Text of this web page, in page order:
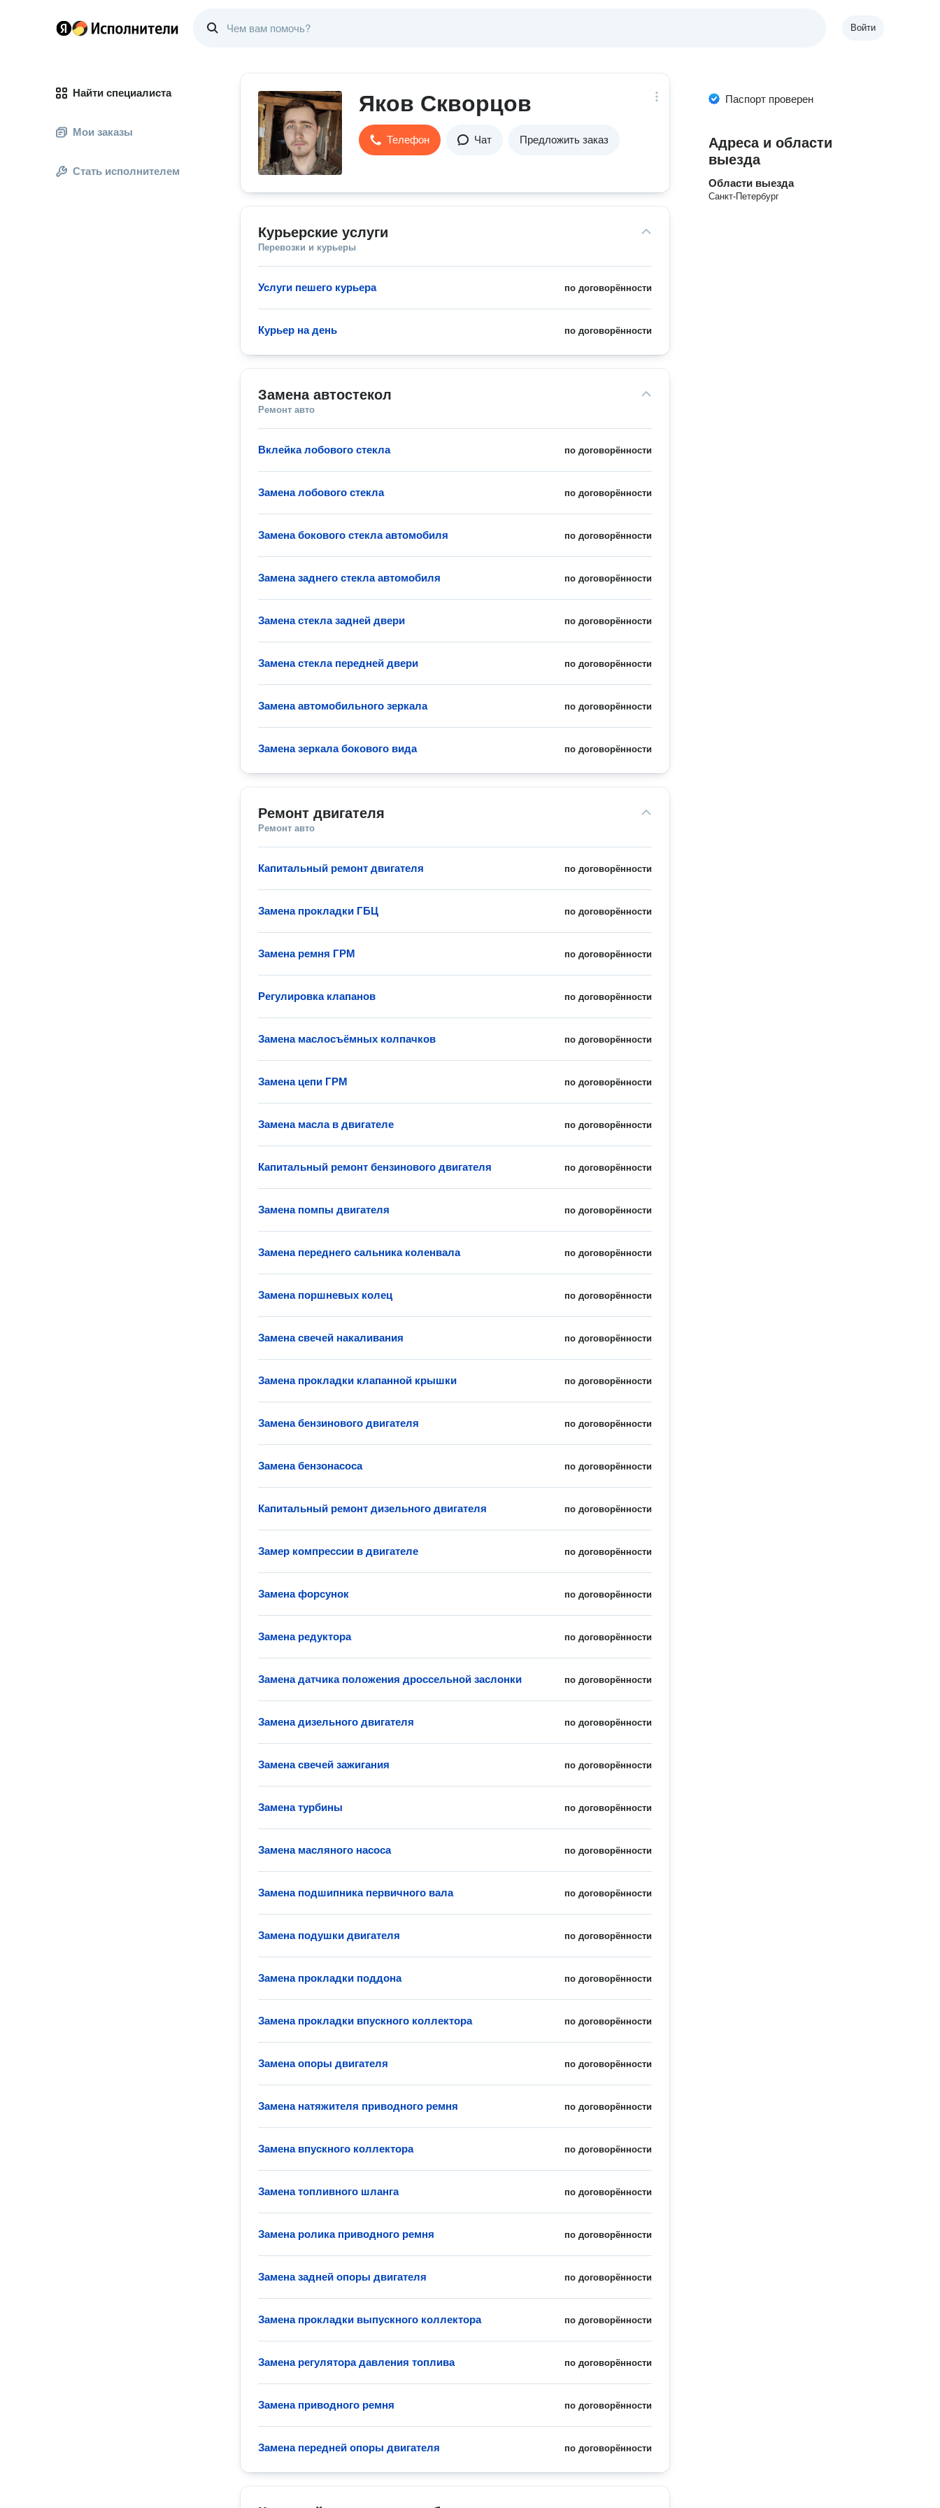
Войти
Найти специалиста
Мои заказы
Стать исполнителем
Яков Скворцов
Телефон Чат Предложить заказ
Курьерские услуги
Перевозки и курьеры
по договорённости
Услуги пешего курьера
по договорённости
Курьер на день
Замена автостекол
Ремонт авто
по договорённости
Вклейка лобового стекла
по договорённости
Замена лобового стекла
по договорённости
Замена бокового стекла автомобиля
по договорённости
Замена заднего стекла автомобиля
по договорённости
Замена стекла задней двери
по договорённости
Замена стекла передней двери
по договорённости
Замена автомобильного зеркала
по договорённости
Замена зеркала бокового вида
Ремонт двигателя
Ремонт авто
по договорённости
Капитальный ремонт двигателя
по договорённости
Замена прокладки ГБЦ
по договорённости
Замена ремня ГРМ
по договорённости
Регулировка клапанов
по договорённости
Замена маслосъёмных колпачков
по договорённости
Замена цепи ГРМ
по договорённости
Замена масла в двигателе
по договорённости
Капитальный ремонт бензинового двигателя
по договорённости
Замена помпы двигателя
по договорённости
Замена переднего сальника коленвала
по договорённости
Замена поршневых колец
по договорённости
Замена свечей накаливания
по договорённости
Замена прокладки клапанной крышки
по договорённости
Замена бензинового двигателя
по договорённости
Замена бензонасоса
по договорённости
Капитальный ремонт дизельного двигателя
по договорённости
Замер компрессии в двигателе
по договорённости
Замена форсунок
по договорённости
Замена редуктора
по договорённости
Замена датчика положения дроссельной заслонки
по договорённости
Замена дизельного двигателя
по договорённости
Замена свечей зажигания
по договорённости
Замена турбины
по договорённости
Замена масляного насоса
по договорённости
Замена подшипника первичного вала
по договорённости
Замена подушки двигателя
по договорённости
Замена прокладки поддона
по договорённости
Замена прокладки впускного коллектора
по договорённости
Замена опоры двигателя
по договорённости
Замена натяжителя приводного ремня
по договорённости
Замена впускного коллектора
по договорённости
Замена топливного шланга
по договорённости
Замена ролика приводного ремня
по договорённости
Замена задней опоры двигателя
по договорённости
Замена прокладки выпускного коллектора
по договорённости
Замена регулятора давления топлива
по договорённости
Замена приводного ремня
по договорённости
Замена передней опоры двигателя
Паспорт проверен
Адреса и области
выезда
Области выезда
Санкт-Петербург